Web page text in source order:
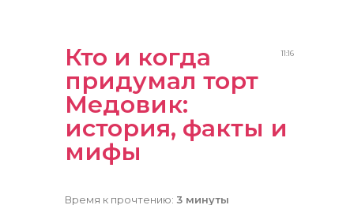
11:16
Кто и когда
придумал торт
Медовик:
история, факты и
мифы
Время к прочтению: 3 минуты